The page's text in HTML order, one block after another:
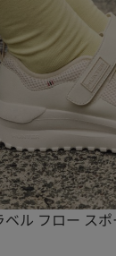
ベル フロー ス